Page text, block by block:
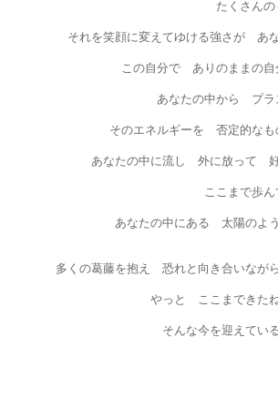
たくさん
それを笑顔に変えてゆける強さが
この自分で ありのままの
あなたの中から プラ
そのエネルギーを 否定的な
あなたの中に流し 外に放って
ここまで歩
あなたの中にある 太陽のよ
多くの葛藤を抱え 恐れと向き合いな
やっと ここまできた
そんな今を迎えてい